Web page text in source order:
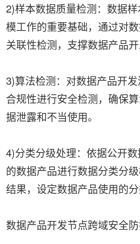
2)样本数据质量检测：数据
模工作的重要基础，通过对
关联性检测，支撑数据产品
3)算法检测：对数据产品开
合规性进行安全检测，确保
据泄露和不当使用。
4)分类分级处理：依据公开
的数据产品进行数据分类分
结果，设定数据产品使用的分
数据产品开发节点跨域安全防